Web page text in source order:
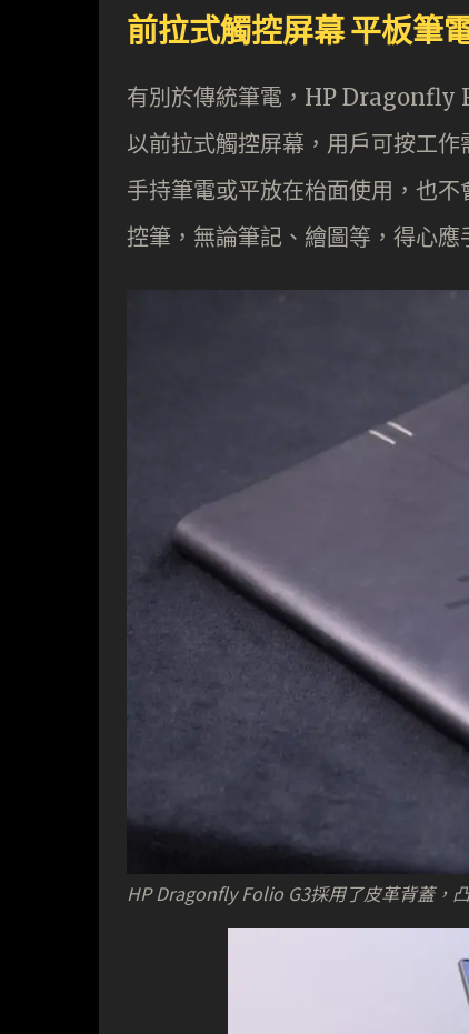
前拉式觸控屏幕 平板筆
有別於傳統筆電，HP Dragonfly
以前拉式觸控屏幕，用戶可按工
手持筆電或平放在枱面使用，也
控筆，無論筆記、繪圖等，得心應
HP Dragonfly Folio G3採用了皮革背蓋，